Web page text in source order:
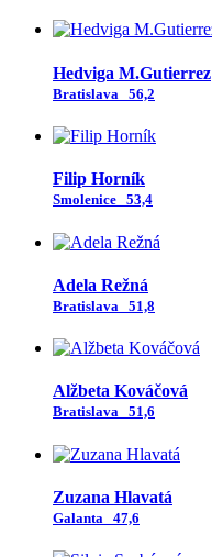
Hedviga M.Gutierrez
Bratislava 56,2
Filip Horník
Smolenice 53,4
Adela Režná
Bratislava 51,8
Alžbeta Kováčová
Bratislava 51,6
Zuzana Hlavatá
Galanta 47,6